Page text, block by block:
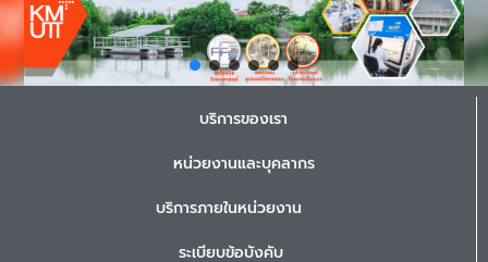
บริการของเรา
หน่วยงานและบุคลากร
บริการภายในหน่วยงาน
ระเบียบข้อบังคับ